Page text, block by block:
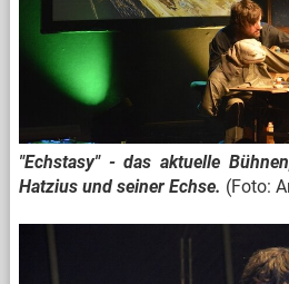
"Echstasy" - das aktuelle
Hatzius und seiner Echse. (Foto: